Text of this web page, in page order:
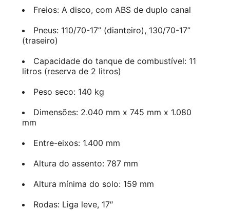
Freios: A disco, com ABS de duplo canal
Pneus: 110/70-17” (dianteiro), 130/70-17”
(traseiro)
Capacidade do tanque de combustível: 11
litros (reserva de 2 litros)
Peso seco: 140 kg
Dimensões: 2.040 mm x 745 mm x 1.080
mm
Entre-eixos: 1.400 mm
Altura do assento: 787 mm
Altura mínima do solo: 159 mm
Rodas: Liga leve, 17″